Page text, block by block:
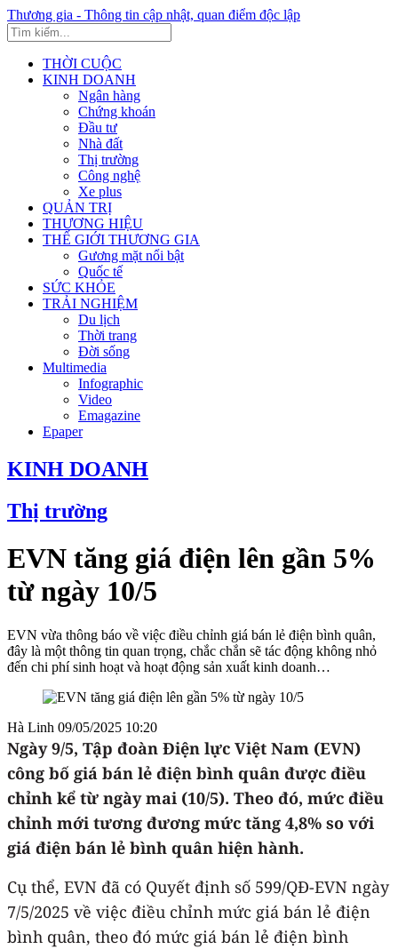
Thương gia - Thông tin cập nhật, quan điểm độc lập
THỜI CUỘC
KINH DOANH
Ngân hàng
Chứng khoán
Đầu tư
Nhà đất
Thị trường
Công nghệ
Xe plus
QUẢN TRỊ
THƯƠNG HIỆU
THẾ GIỚI THƯƠNG GIA
Gương mặt nổi bật
Quốc tế
SỨC KHỎE
TRẢI NGHIỆM
Du lịch
Thời trang
Đời sống
Multimedia
Infographic
Video
Emagazine
Epaper
KINH DOANH
Thị trường
EVN tăng giá điện lên gần 5%
từ ngày 10/5
EVN vừa thông báo về việc điều chỉnh giá bán lẻ điện bình quân,
đây là một thông tin quan trọng, chắc chắn sẽ tác động không nhỏ
đến chi phí sinh hoạt và hoạt động sản xuất kinh doanh…
Hà Linh 09/05/2025 10:20
Ngày 9/5, Tập đoàn Điện lực Việt Nam (EVN)
công bố giá bán lẻ điện bình quân được điều
chỉnh kể từ ngày mai (10/5). Theo đó, mức điều
chỉnh mới tương đương mức tăng 4,8% so với
giá điện bán lẻ bình quân hiện hành.
Cụ thể, EVN đã có Quyết định số 599/QĐ-EVN ngày
7/5/2025 về việc điều chỉnh mức giá bán lẻ điện
bình quân, theo đó mức giá bán lẻ điện bình